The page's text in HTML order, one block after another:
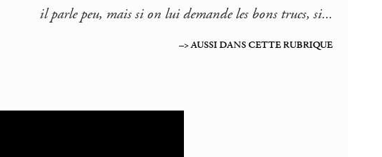
il parle peu, mais si on lui demande les bons trucs, si...
–> AUSSI DANS CETTE RUBRIQUE